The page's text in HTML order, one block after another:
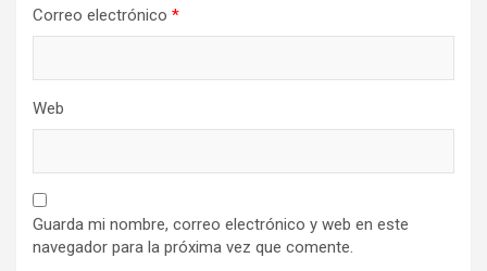
Correo electrónico *
Web
Guarda mi nombre, correo electrónico y web en este
navegador para la próxima vez que comente.